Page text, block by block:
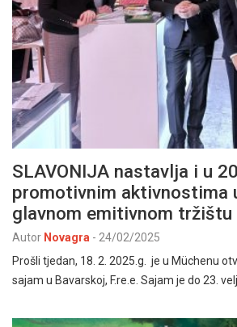
SLAVONIJA nastavlja i u
promotivnim aktivnostima
glavnom emitivnom tržištu
Autor Novagra - 24/02/2025
Prošli tjedan, 18. 2. 2025.g. je u Müchenu
sajam u Bavarskoj, F.re.e. Sajam je do 23.